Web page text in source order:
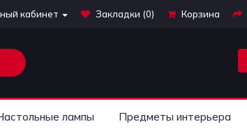
кабинет Закладки (0) Корзина
лампы Предметы интерьера